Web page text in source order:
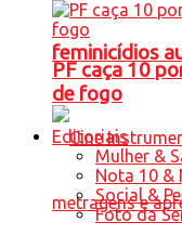
feminicídios
PF caça 10
de fogo
Editoriais
Mulher &
Nota 10 &
Social &
Foto da